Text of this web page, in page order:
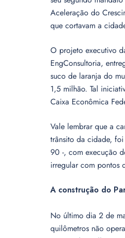
Aceleração do
que cortavam a
O projeto executivo
EngConsultoria,
suco de laranja do
1,5 milhão. Tal
Caixa Econômica
Vale lembrar que a
trânsito da cidade,
90 -, com execução
irregular com pontos
A construção do
No último dia 2 de
quilômetros não